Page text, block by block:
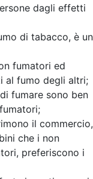
dagli effetti
di tabacco, è un
fumatori ed
al fumo degli altri;
fumare sono ben
il commercio,
che i non
preferiscono i